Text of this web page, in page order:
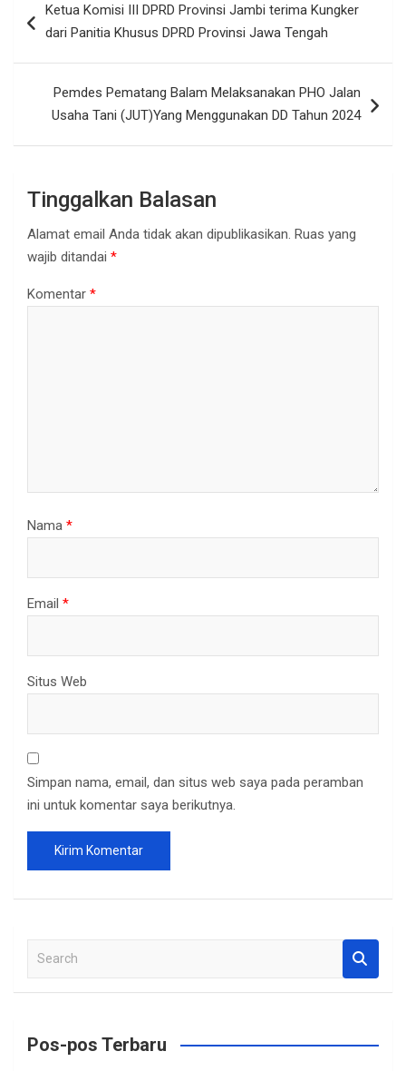
posKetua Komisi III DPRD Provinsi Jambi terima Kungker
dari Panitia Khusus DPRD Provinsi Jawa Tengah
Pemdes Pematang Balam Melaksanakan PHO Jalan
Usaha Tani (JUT)Yang Menggunakan DD Tahun 2024
Tinggalkan Balasan
Alamat email Anda tidak akan dipublikasikan. Ruas yang
wajib ditandai *
Komentar *
Nama *
Email *
Situs Web
Simpan nama, email, dan situs web saya pada peramban
ini untuk komentar saya berikutnya.
a
c
Pos-pos Terbaru